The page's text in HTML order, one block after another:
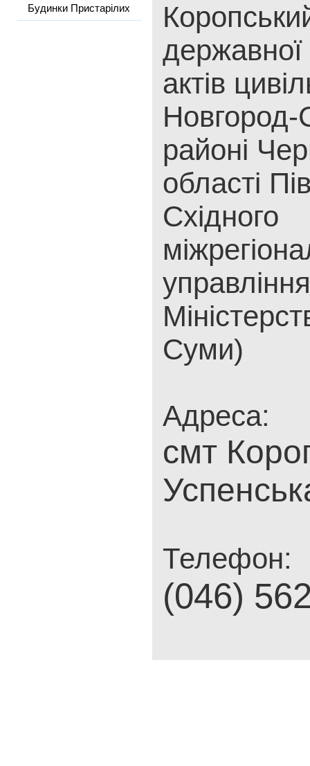
Будинки Пристарілих
державної
актів
Новгород-
районі
області
Східного
управління
Суми)
Адреса:
смт
Телефон:
(046)